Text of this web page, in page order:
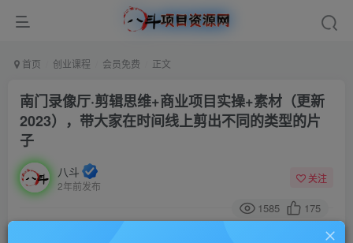
首页 创业课程 会员免费 正文
南门录像厅·剪辑思维+商业项目实操+素材（更新
2023），带大家在时间线上剪出不同的类型的片
子
八斗
2年前发布
关注
1585 175